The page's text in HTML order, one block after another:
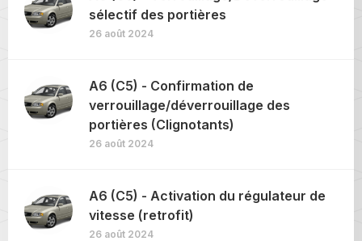
sélectif des portières
26 août 2024
A6 (C5) - Confirmation de
verrouillage/déverrouillage des
portières (Clignotants)
26 août 2024
A6 (C5) - Activation du régulateur de
vitesse (retrofit)
26 août 2024